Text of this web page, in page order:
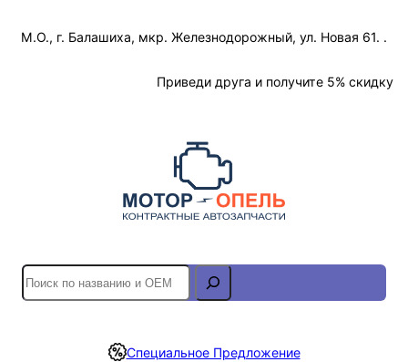
М.О., г. Балашиха, мкр. Железнодорожный, ул. Новая 61. .
Приведи друга и получите 5% скидку
S
e
r
Специальное Предложение